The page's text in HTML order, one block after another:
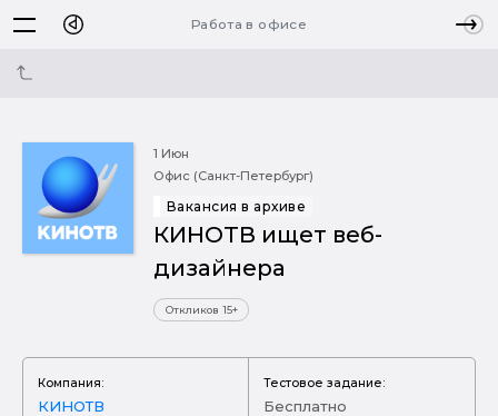
Работа в офисе
1 Июн
Офис (Санкт-Петербург)
Вакансия в архиве
КИНОТВ ищет веб-
дизайнера
Откликов 15+
Компания:
КИНОТВ
Тестовое задание:
Бесплатно